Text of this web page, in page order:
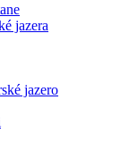
jazera
jazero